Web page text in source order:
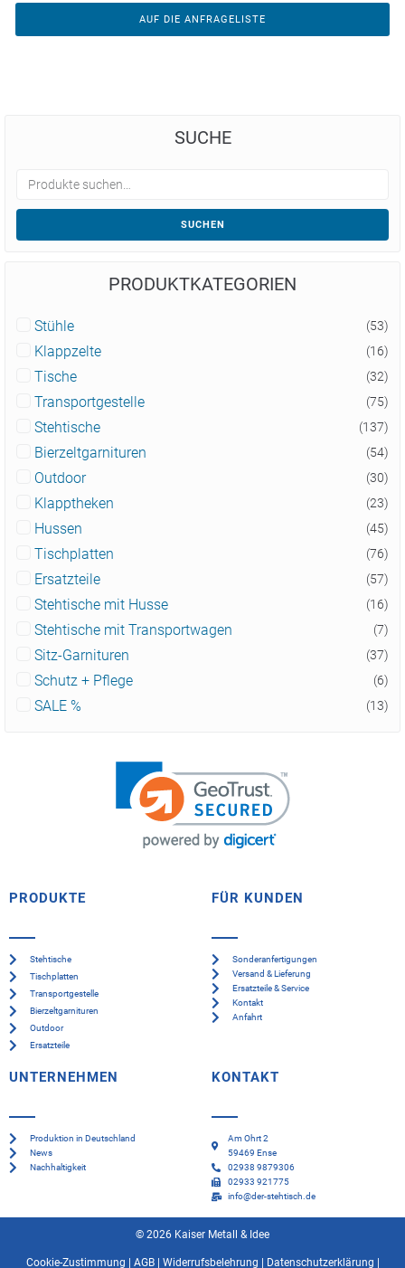
AUF DIE ANFRAGELISTE
SUCHE
SUCHEN
PRODUKTKATEGORIEN
Stühle (53)
Klappzelte (16)
Tische (32)
Transportgestelle (75)
Stehtische (137)
Bierzeltgarnituren (54)
Outdoor (30)
Klapptheken (23)
Hussen (45)
Tischplatten (76)
Ersatzteile (57)
Stehtische mit Husse (16)
Stehtische mit Transportwagen (7)
Sitz-Garnituren (37)
Schutz + Pflege (6)
SALE % (13)
PRODUKTE
Stehtische
Tischplatten
Transportgestelle
Bierzeltgarnituren
Outdoor
Ersatzteile
FÜR KUNDEN
Sonderanfertigungen
Versand & Lieferung
Ersatzteile & Service
Kontakt
Anfahrt
UNTERNEHMEN
Produktion in Deutschland
News
Nachhaltigkeit
KONTAKT
Am Ohrt 2
59469 Ense
02938 9879306
02933 921775
info@der-stehtisch.de
© 2026 Kaiser Metall & Idee
Cookie-Zustimmung AGB| Widerrufsbelehrung Datenschutzerklärung